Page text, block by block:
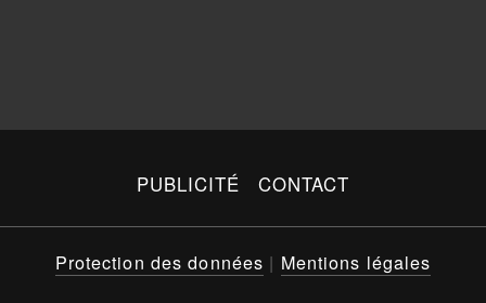
PUBLICITÉ CONTACT
Protection des données | Mentions légales